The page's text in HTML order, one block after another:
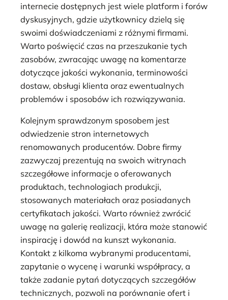
internecie dostępnych jest wiele platform i forów
dyskusyjnych, gdzie użytkownicy dzielą się
swoimi doświadczeniami z różnymi firmami.
Warto poświęcić czas na przeszukanie tych
zasobów, zwracając uwagę na komentarze
dotyczące jakości wykonania, terminowości
dostaw, obsługi klienta oraz ewentualnych
problemów i sposobów ich rozwiązywania.
Kolejnym sprawdzonym sposobem jest
odwiedzenie stron internetowych
renomowanych producentów. Dobre firmy
zazwyczaj prezentują na swoich witrynach
szczegółowe informacje o oferowanych
produktach, technologiach produkcji,
stosowanych materiałach oraz posiadanych
certyfikatach jakości. Warto również zwrócić
uwagę na galerię realizacji, która może stanowić
inspirację i dowód na kunszt wykonania.
Kontakt z kilkoma wybranymi producentami,
zapytanie o wycenę i warunki współpracy, a
także zadanie pytań dotyczących szczegółów
technicznych, pozwoli na porównanie ofert i